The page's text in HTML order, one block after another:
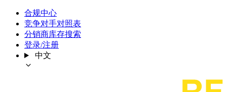
合规中心
竞争对手对照表
分销商库存搜索
登录/注册
中文